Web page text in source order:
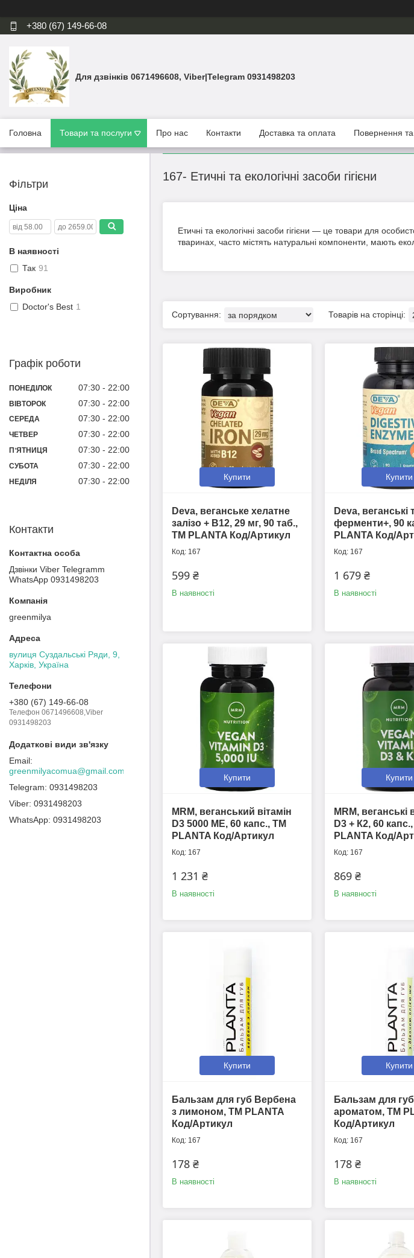
+380 (67) 149-66-08
Для дзвінків 0671496608, Viber|Telegram 0931498203
Головна Товари та послуги Про нас Контакти Доставка та оплата Повернення
167- Етичні та екологічні засоби гігієни
Етичні та екологічні засоби гігієни — це товари для
тваринах, часто містять натуральні компоненти, мають
Купити
Deva, веганське хелатне
залізо + B12, 29 мг, 90 таб.,
ТМ PLANTA Код/Артикул
167
599 ₴
В наявності
Купити
Deva, веганські
ферменти+, 90
PLANTA Код/
167
1 679 ₴
В наявності
Купити
MRM, веганський вітамін
D3 5000 ME, 60 капс., ТМ
PLANTA Код/Артикул
167
1 231 ₴
В наявності
Купити
MRM, веганські
D3 + К2, 60
PLANTA Код/
167
869 ₴
В наявності
Купити
Бальзам для губ Вербена
з лимоном, ТМ PLANTA
Код/Артикул
167
178 ₴
В наявності
Купити
Бальзам для
ароматом, ТМ
Код/Артикул
167
178 ₴
В наявності
Фільтри
Ціна
В наявності
Так 91
Виробник
Doctor's Best 1
Графік роботи
ПОНЕДІЛОК 07:30 22:00
ВІВТОРОК 07:30 22:00
СЕРЕДА 07:30 22:00
ЧЕТВЕР 07:30 22:00
ПʼЯТНИЦЯ 07:30 22:00
СУБОТА 07:30 22:00
НЕДІЛЯ 07:30 22:00
Контакти
Дзвінки Viber Telegramm
WhatsApp 0931498203
greenmilya
вулиця Суздальські Ряди, 9,
Харків, Україна
+380 (67) 149-66-08
Телефон 0671496608,Viber
0931498203
greenmilyacomua@gmail.com
0931498203
0931498203
0931498203